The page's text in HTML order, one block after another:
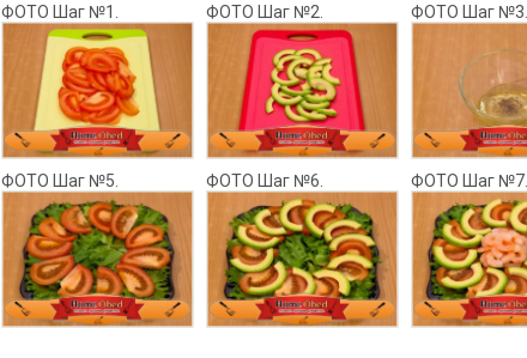
ФОТО Шаг №1. ФОТО Шаг №2. ФОТО Шаг №3.
ФОТО Шаг №5. ФОТО Шаг №6. ФОТО Шаг №7.